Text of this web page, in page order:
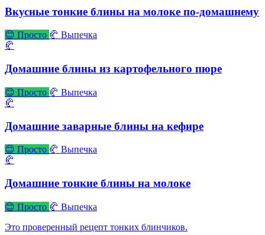
Вкусные тонкие блины на молоке по-домашнему
😊 Просто 🥐 Выпечка
🥐
Домашние блины из картофельного пюре
😊 Просто 🥐 Выпечка
🥐
Домашние заварные блины на кефире
😊 Просто 🥐 Выпечка
🥐
Домашние тонкие блины на молоке
😊 Просто 🥐 Выпечка
Это проверенный рецепт тонких блинчиков.